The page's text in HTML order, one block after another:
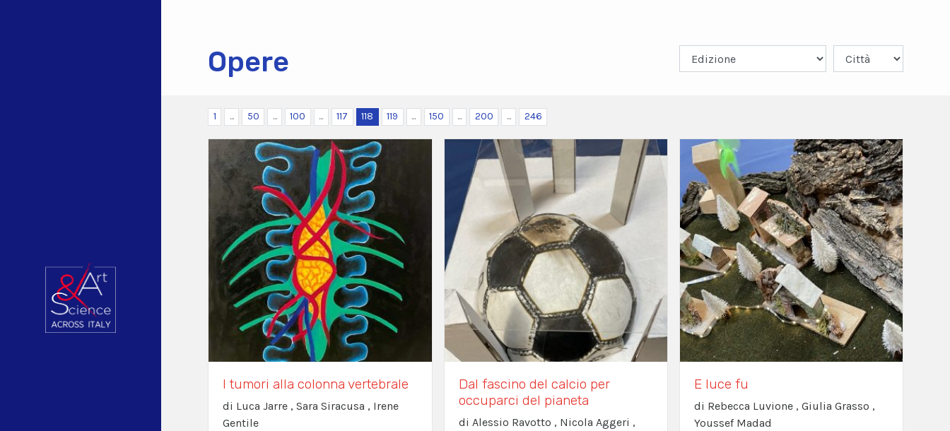
Opere
1 ... 50 ... 100 ... 117 118 119 ... 150 ... 200 ... 246
I tumori alla colonna vertebrale
di Luca Jarre , Sara Siracusa , Irene
Gentile
Dal fascino del calcio per
occuparci del pianeta
di Alessio Ravotto , Nicola Aggeri ,
E luce fu
di Rebecca Luvione , Giulia Grasso ,
Youssef Madad